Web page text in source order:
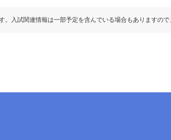
入試関連情報は一部予定を含んでいる場合もありますの